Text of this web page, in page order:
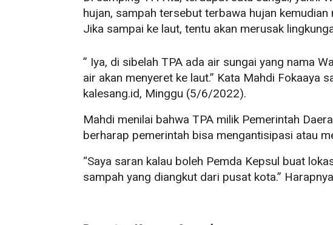
hujan, sampah tersebut terbawa hujan
Jika sampai ke laut, tentu akan merusak
” Iya, di sibelah TPA ada air sungai yang nama
air akan menyeret ke laut.” Kata Mahdi Fokaaya
kalesang.id, Minggu (5/6/2022).
Mahdi menilai bahwa TPA milik Pemerintah
berharap pemerintah bisa mengantisipasi atau
“Saya saran kalau boleh Pemda Kepsul buat
sampah yang diangkut dari pusat kota.”